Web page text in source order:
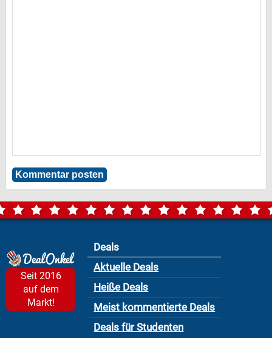
Seit 2016
auf dem
Markt!
Deals
Aktuelle Deals
Heiße Deals
Meist kommentierte Deals
Deals für Studenten